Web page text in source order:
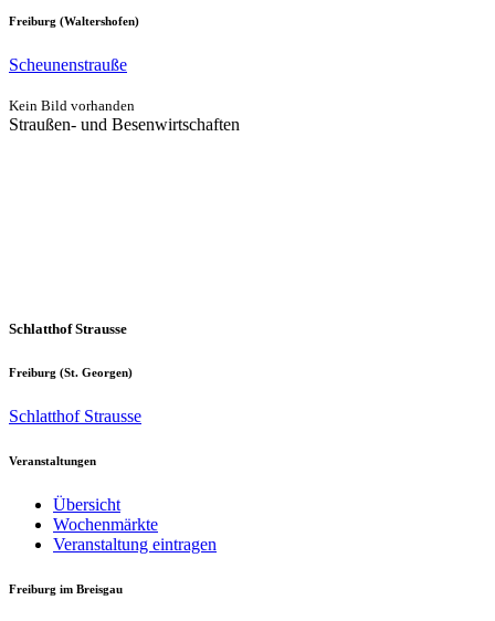
Freiburg (Waltershofen)
Scheunenstrauße
Kein Bild vorhanden
Straußen- und Besenwirtschaften
Schlatthof Strausse
Freiburg (St. Georgen)
Schlatthof Strausse
Veranstaltungen
Übersicht
Wochenmärkte
Veranstaltung eintragen
Freiburg im Breisgau